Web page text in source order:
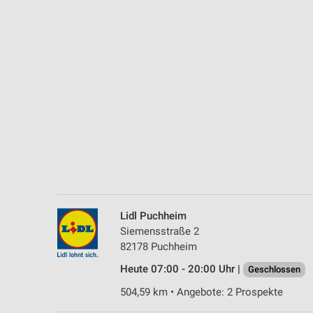
Lidl Puchheim
Siemensstraße 2
82178 Puchheim
Heute 07:00 - 20:00 Uhr |
Geschlossen
504,59 km • Angebote: 2 Prospekte
Notwendig
Performance